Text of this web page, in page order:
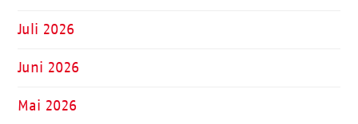
Juli 2026
Juni 2026
Mai 2026